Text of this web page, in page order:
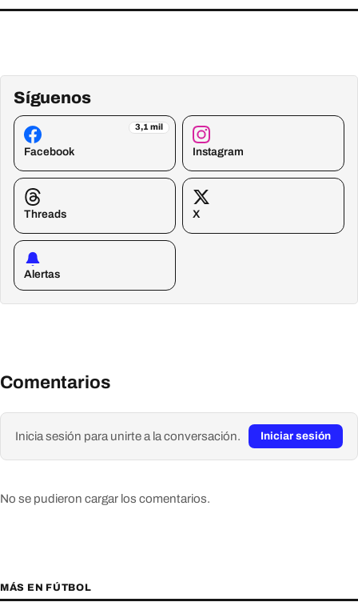
Síguenos
3,1 mil
Facebook Instagram
Threads X
Alertas
Comentarios
Inicia sesión para unirte a la conversación. Iniciar sesión
No se pudieron cargar los comentarios.
MÁS EN FÚTBOL